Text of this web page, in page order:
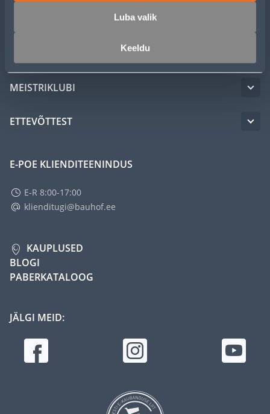
Luba valik
Keeldu
MEISTRIKLUBI
ETTEVÕTTEST
E-POE KLIENDITEENINDUS
E-R 8:00-17:00
klienditugi@bauhof.ee
KAUPLUSED
BLOGI
PABERKATALOOG
JÄLGI MEID: